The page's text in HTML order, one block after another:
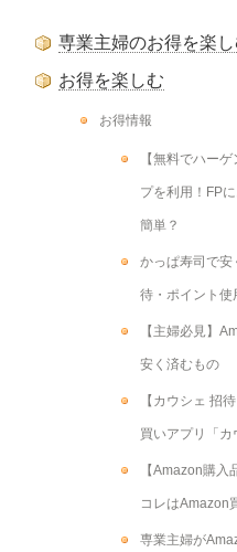
専業主婦のお得を楽
お得を楽しむ
お得情報
【無料でハー
プを利用！FP
簡単？
かっぱ寿司で安
待・ポイント使
【主婦必見】
安く済むもの
【カウシェ 招
買いアプリ「
【Amazon購
コレはAmazon
専業主婦が